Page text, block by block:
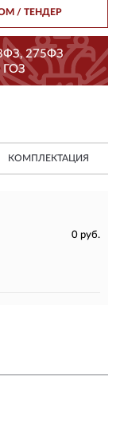
/ ТЕНДЕР
275ФЗ
ГОЗ
КОМПЛЕКТАЦИЯ
0 руб.